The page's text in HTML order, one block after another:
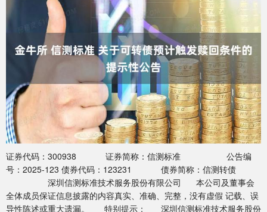
证券代码：300938 证券简称：信测标准 公告编
号：2025-123 债券代码：123231 债券简称：信测转债
深圳信测标准技术服务股份有限公司 本公司及董事会
全体成员保证信息披露的内容真实、准确、完整，没有虚假 记载、误
导性陈述或重大遗漏。 特别提示： 深圳信测标准技术服务股份